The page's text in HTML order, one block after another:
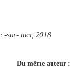
-sur- mer, 2018
Du même auteur :